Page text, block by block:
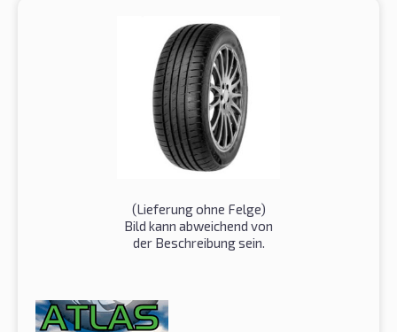
(Lieferung ohne Felge)
Bild kann abweichend von
der Beschreibung sein.